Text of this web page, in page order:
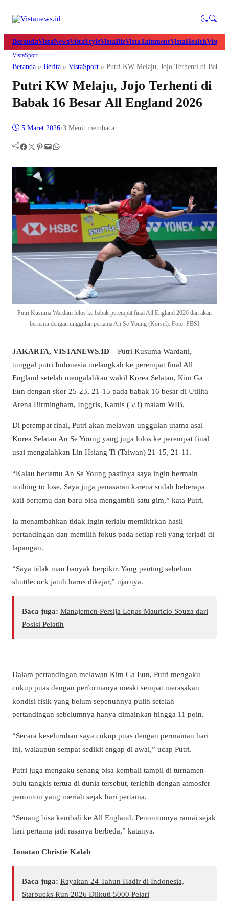
BerandaVistaNewsVistaStyleVistaBizVistaTainmentVistaHealth
VistaSport
Beranda » Berita » VistaSport » Putri KW Melaju, Jojo Terhenti di Babak
Putri KW Melaju, Jojo Terhenti di
Babak 16 Besar All England 2026
5 Maret 2026•3 Menit membaca
Facebook Twitter Pinterest Mail WhatsApp
Putri Kusuma Wardani lolos ke babak perempat final All England 2026 dan akan
bertemu dengan unggulan pertama An Se Young (Korsel). Foto: PBSI
JAKARTA, VISTANEWS.ID – Putri Kusuma Wardani,
tunggal putri Indonesia melangkah ke perempat final All
England setelah mengalahkan wakil Korea Selatan, Kim Ga
Eun dengan skor 25-23, 21-15 pada babak 16 besar di Utilita
Arena Birmingham, Inggris, Kamis (5/3) malam WIB.
Di perempat final, Putri akan melawan unggulan utama asal
Korea Selatan An Se Young yang juga lolos ke perempat final
usai mengalahkan Lin Hsiang Ti (Taiwan) 21-15, 21-11.
“Kalau bertemu An Se Young pastinya saya ingin bermain
nothing to lose. Saya juga penasaran karena sudah beberapa
kali bertemu dan baru bisa mengambil satu gim,” kata Putri.
Ia menambahkan tidak ingin terlalu memikirkan hasil
pertandingan dan memilih fokus pada setiap reli yang terjadi di
lapangan.
“Saya tidak mau banyak berpikir. Yang penting sebelum
shuttlecock jatuh harus dikejar,” ujarnya.
Baca juga: Manajemen Persija Lepas Mauricio Souza dari
Posisi Pelatih
Dalam pertandingan melawan Kim Ga Eun, Putri mengaku
cukup puas dengan performanya meski sempat merasakan
kondisi fisik yang belum sepenuhnya pulih setelah
pertandingan sebelumnya hanya dimainkan hingga 11 poin.
“Secara keseluruhan saya cukup puas dengan permainan hari
ini, walaupun sempat sedikit engap di awal,” ucap Putri.
Putri juga mengaku senang bisa kembali tampil di turnamen
bulu tangkis tertua di dunia tersebut, terlebih dengan atmosfer
penonton yang meriah sejak hari pertama.
“Senang bisa kembali ke All England. Penontonnya ramai sejak
hari pertama jadi rasanya berbeda,” katanya.
Jonatan Christie Kalah
Baca juga: Rayakan 24 Tahun Hadir di Indonesia,
Starbucks Run 2026 Diikuti 5000 Pelari